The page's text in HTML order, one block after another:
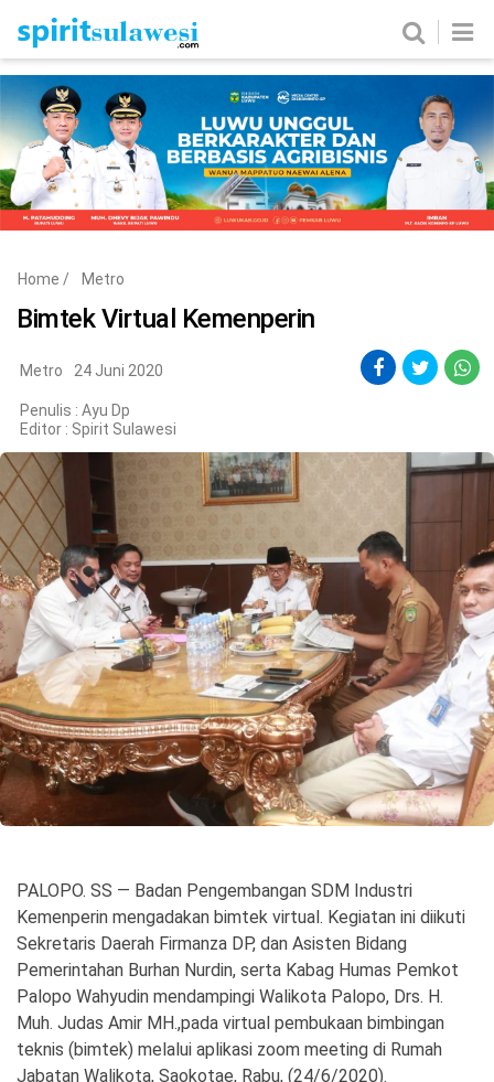
Home News
Metro Nasional
Politik Hukum & Kriminal
©
Copyright
2026
Spirit
Sulawesi
Home / Metro
Bimtek Virtual Kemenperin
Metro 24 Juni 2020
Penulis : Ayu Dp
Editor : Spirit Sulawesi
PALOPO. SS — Badan Pengembangan SDM Industri
Kemenperin mengadakan bimtek virtual. Kegiatan ini diikuti
Sekretaris Daerah Firmanza DP, dan Asisten Bidang
Pemerintahan Burhan Nurdin, serta Kabag Humas Pemkot
Palopo Wahyudin mendampingi Walikota Palopo, Drs. H.
Muh. Judas Amir MH.,pada virtual pembukaan bimbingan
teknis (bimtek) melalui aplikasi zoom meeting di Rumah
Jabatan Walikota, Saokotae, Rabu, (24/6/2020).